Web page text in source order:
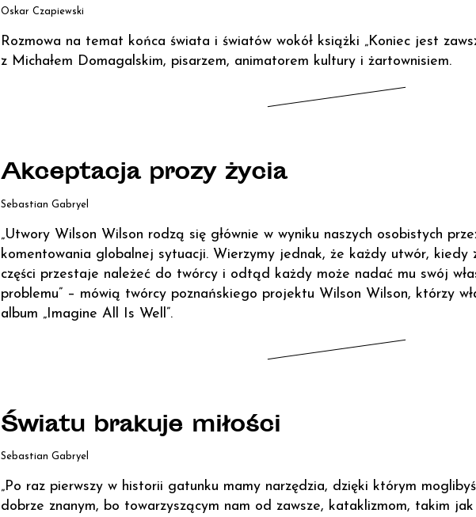
Oskar Czapiewski
Rozmowa na temat końca świata i światów wokół książki „Koniec jest
z Michałem Domagalskim, pisarzem, animatorem kultury i żartownisiem.
Akceptacja prozy życia
Sebastian Gabryel
„Utwory Wilson Wilson rodzą się głównie w wyniku naszych osobistych
komentowania globalnej sytuacji. Wierzymy jednak, że każdy utwór, kiedy
części przestaje należeć do twórcy i odtąd każdy może nadać mu swój
problemu” – mówią twórcy poznańskiego projektu Wilson Wilson, którzy
album „Imagine All Is Well”.
Światu brakuje miłości
Sebastian Gabryel
„Po raz pierwszy w historii gatunku mamy narzędzia, dzięki którym
dobrze znanym, bo towarzyszącym nam od zawsze, kataklizmom, takim